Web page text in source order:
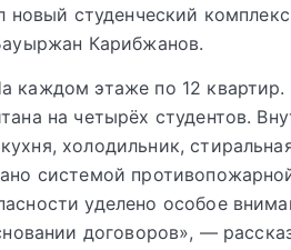
новый студенческий
Карибжанов.
каждом этаже по 12
на четырёх студентов.
холодильник,
системой
уделено особое
договоров», —